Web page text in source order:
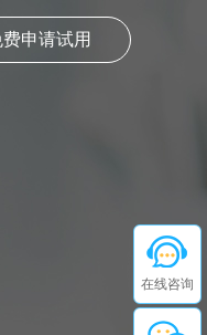
费申请试用
在线咨询